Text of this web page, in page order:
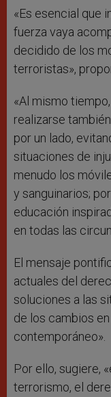
«Es esencial que
fuerza vaya
decidido de los
terroristas»,
«Al mismo
realizarse
por un lado,
situaciones de
menudo los
y sanguinarios;
educación
en todas las
El mensaje
actuales del
soluciones a las
de los cambios
contemporáneo».
Por ello, sugiere,
terrorismo, el